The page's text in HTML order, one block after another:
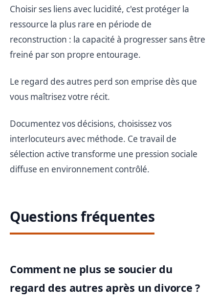
Choisir ses liens avec lucidité, c'est protéger la
ressource la plus rare en période de
reconstruction : la capacité à progresser sans être
freiné par son propre entourage.
Le regard des autres perd son emprise dès que
vous maîtrisez votre récit.
Documentez vos décisions, choisissez vos
interlocuteurs avec méthode. Ce travail de
sélection active transforme une pression sociale
diffuse en environnement contrôlé.
Questions fréquentes
Comment ne plus se soucier du
regard des autres après un divorce ?